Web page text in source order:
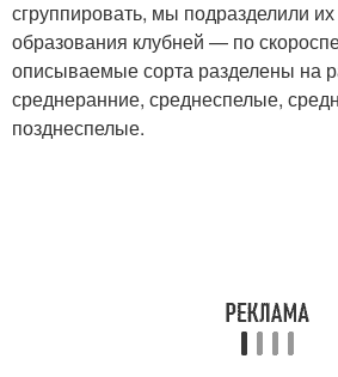
сгруппировать, мы подразделили
образования клубней — по
описываемые сорта разделены на
среднеранние, среднеспелые,
позднеспелые.